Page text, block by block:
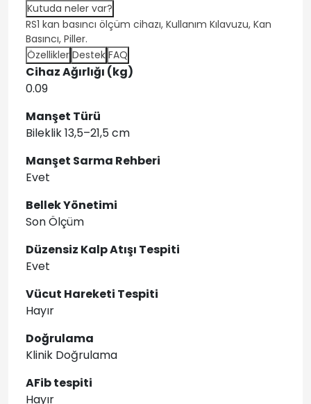
Kutuda neler var?
RS1 kan basıncı ölçüm cihazı, Kullanım Kılavuzu, Kan
Basıncı, Piller.
Özellikler Destek FAQ
Cihaz Ağırlığı (kg)
0.09
Manşet Türü
Bileklik 13,5–21,5 cm
Manşet Sarma Rehberi
Evet
Bellek Yönetimi
Son Ölçüm
Düzensiz Kalp Atışı Tespiti
Evet
Vücut Hareketi Tespiti
Hayır
Doğrulama
Klinik Doğrulama
AFib tespiti
Hayır